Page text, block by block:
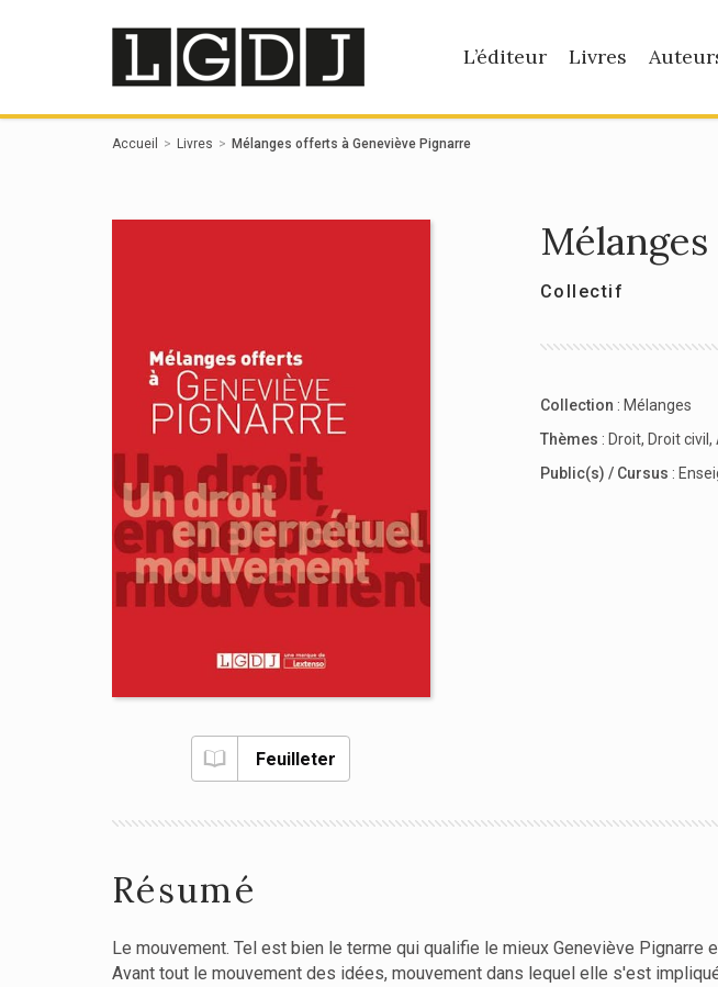
L’éditeur Livres
Accueil Livres Mélanges offerts à Geneviève Pignarre
Feuilleter
Collectif
Collection : Mélanges
Thèmes : Droit, Droit civil ,
Public(s) / Cursus :
Résumé
Le mouvement. Tel est bien le terme qui qualifie le mieux Geneviève Pignarre
Avant tout le mouvement des idées, mouvement dans lequel elle s'est